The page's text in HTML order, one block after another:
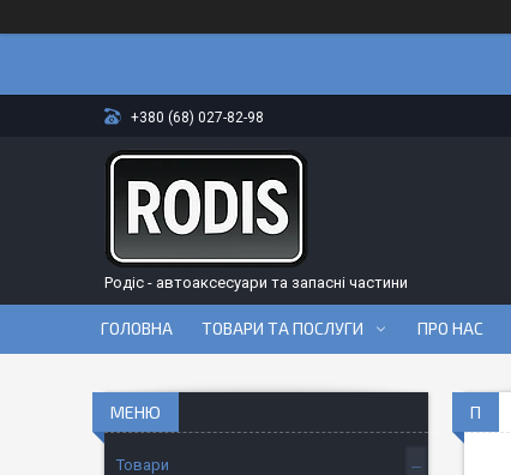
+380 (68) 027-82-98
Родіс - автоаксесуари та запасні частини
ГОЛОВНА ТОВАРИ ТА ПОСЛУГИ ПРО НАС
П
Товари